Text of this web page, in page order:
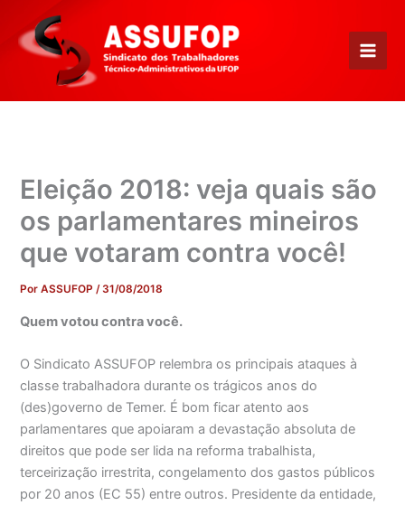
para
conteúdo
Eleição 2018: veja quais são
os parlamentares mineiros
que votaram contra você!
PorASSUFOP/ 31/08/2018
Quem votou contra você.
O Sindicato ASSUFOP relembra os principais ataques à
classe trabalhadora durante os trágicos anos do
(des)governo de Temer. É bom ficar atento aos
parlamentares que apoiaram a devastação absoluta de
direitos que pode ser lida na reforma trabalhista,
terceirização irrestrita, congelamento dos gastos públicos
por 20 anos (EC 55) entre outros. Presidente da entidade,